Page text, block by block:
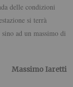
delle condizioni
si terrà
ad un massimo di
Massimo Iaretti